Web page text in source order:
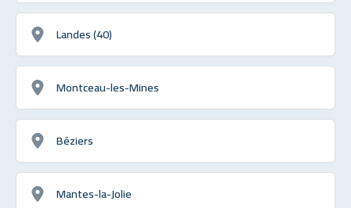
Landes (40)
Montceau-les-Mines
Béziers
Mantes-la-Jolie